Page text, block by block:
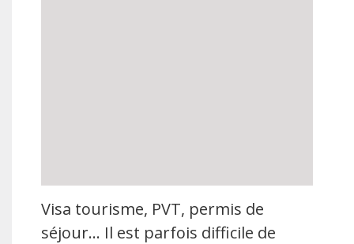
Visa tourisme, PVT, permis de
séjour… Il est parfois difficile de